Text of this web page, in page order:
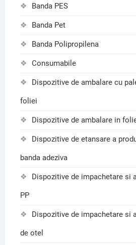
Banda PES
Banda Pet
Banda Polipropilena
Consumabile
Dispozitive de ambalare cu
foliei
Dispozitive de ambalare in
Dispozitive de etansare a
banda adeziva
Dispozitive de impachetare si
PP
Dispozitive de impachetare si
de otel